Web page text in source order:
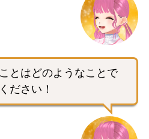
とはどのようなことで
ださい！